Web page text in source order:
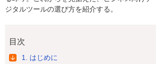
ジタルツールの選び方を紹介する。
目次
1. はじめに